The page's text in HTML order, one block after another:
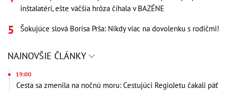
inštalatéri, ešte väčšia hrôza číhala v BAZÉNE
Šokujúce slová Borisa Prša: Nikdy viac na dovolenku s rodičmi!
NAJNOVŠIE ČLÁNKY
19:00
Cesta sa zmenila na nočnú moru: Cestujúci RegioJetu čakali päť